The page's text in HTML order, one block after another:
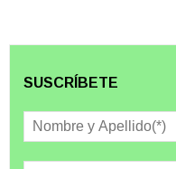
SUSCRÍBETE